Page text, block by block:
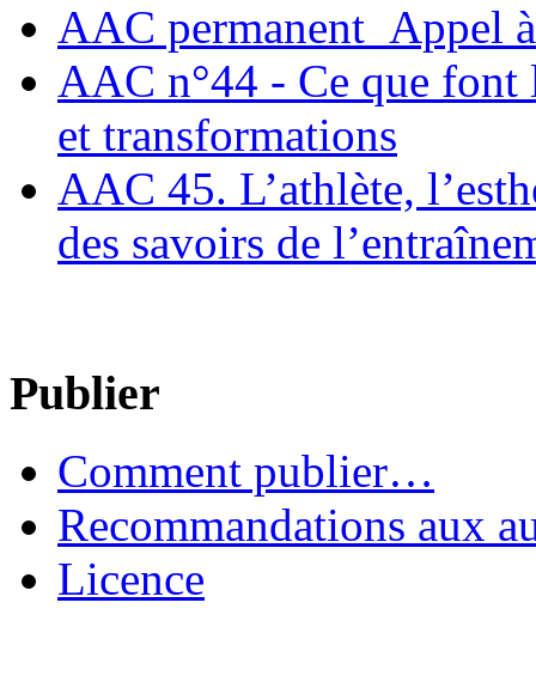
AAC permanent_Appel
AAC n°44 - Ce que font
et transformations
AAC 45. L’athlète,
des savoirs de
Publier
Comment publier…
Recommandations aux
Licence